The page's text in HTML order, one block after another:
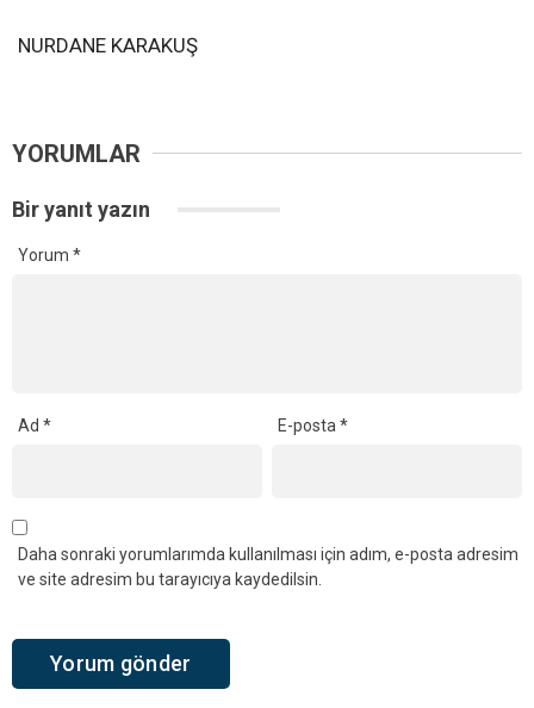
NURDANE KARAKUŞ
YORUMLAR
Bir yanıt yazın
Yorum *
Ad * E-posta*
Daha sonraki yorumlarımda kullanılması için adım, e-posta adresim
ve site adresim bu tarayıcıya kaydedilsin.